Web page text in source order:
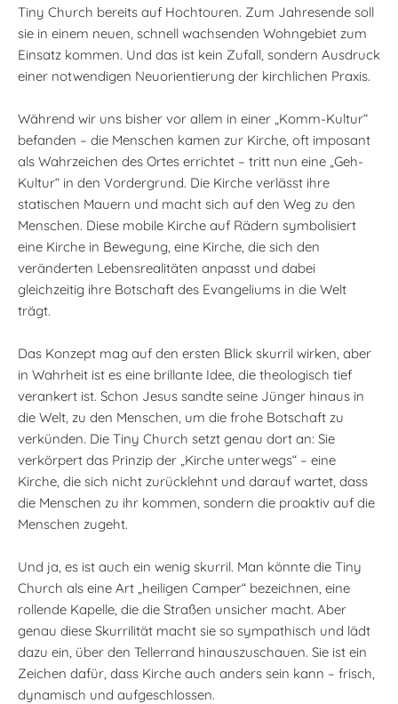
Tiny Church bereits auf Hochtouren. Zum Jahresende soll
sie in einem neuen, schnell wachsenden Wohngebiet zum
Einsatz kommen. Und das ist kein Zufall, sondern Ausdruck
einer notwendigen Neuorientierung der kirchlichen Praxis.
Während wir uns bisher vor allem in einer „Komm-Kultur“
befanden – die Menschen kamen zur Kirche, oft imposant
als Wahrzeichen des Ortes errichtet – tritt nun eine „Geh-
Kultur“ in den Vordergrund. Die Kirche verlässt ihre
statischen Mauern und macht sich auf den Weg zu den
Menschen. Diese mobile Kirche auf Rädern symbolisiert
eine Kirche in Bewegung, eine Kirche, die sich den
veränderten Lebensrealitäten anpasst und dabei
gleichzeitig ihre Botschaft des Evangeliums in die Welt
trägt.
Das Konzept mag auf den ersten Blick skurril wirken, aber
in Wahrheit ist es eine brillante Idee, die theologisch tief
verankert ist. Schon Jesus sandte seine Jünger hinaus in
die Welt, zu den Menschen, um die frohe Botschaft zu
verkünden. Die Tiny Church setzt genau dort an: Sie
verkörpert das Prinzip der „Kirche unterwegs“ – eine
Kirche, die sich nicht zurücklehnt und darauf wartet, dass
die Menschen zu ihr kommen, sondern die proaktiv auf die
Menschen zugeht.
Und ja, es ist auch ein wenig skurril. Man könnte die Tiny
Church als eine Art „heiligen Camper“ bezeichnen, eine
rollende Kapelle, die die Straßen unsicher macht. Aber
genau diese Skurrilität macht sie so sympathisch und lädt
dazu ein, über den Tellerrand hinauszuschauen. Sie ist ein
Zeichen dafür, dass Kirche auch anders sein kann – frisch,
dynamisch und aufgeschlossen.